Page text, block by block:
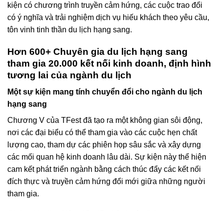
kiện có chương trình truyền cảm hứng, các cuộc trao đổi
có ý nghĩa và trải nghiệm dịch vụ hiếu khách theo yêu cầu,
tôn vinh tinh thần du lịch hạng sang.
Hơn 600+ Chuyên gia du lịch hạng sang
tham gia 20.000 kết nối kinh doanh, định hình
tương lai của ngành du lịch
Một sự kiện mang tính chuyển đổi cho ngành du lịch
hạng sang
Chương V của TFest đã tạo ra một không gian sôi động,
nơi các đại biểu có thể tham gia vào các cuộc hẹn chất
lượng cao, tham dự các phiên họp sâu sắc và xây dựng
các mối quan hệ kinh doanh lâu dài. Sự kiện này thể hiện
cam kết phát triển ngành bằng cách thúc đẩy các kết nối
đích thực và truyền cảm hứng đổi mới giữa những người
tham gia.